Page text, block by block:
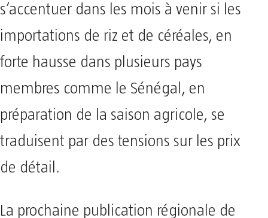
s’accentuer dans les mois à venir si les
importations de riz et de céréales, en
forte hausse dans plusieurs pays
membres comme le Sénégal, en
préparation de la saison agricole, se
traduisent par des tensions sur les prix
de détail.
La prochaine publication régionale de